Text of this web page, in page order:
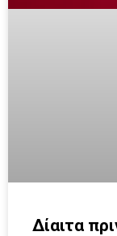
Δίαιτα